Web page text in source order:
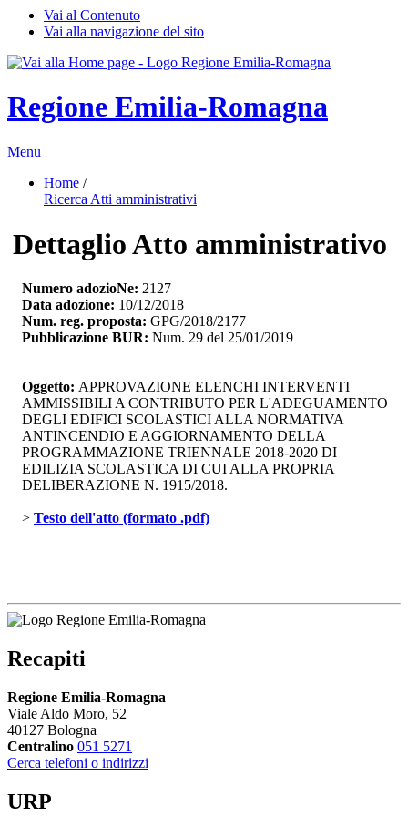
Vai al Contenuto
Vai alla navigazione del sito
Regione Emilia-Romagna
Menu
Home /
Ricerca Atti amministrativi
Dettaglio Atto amministrativo
Numero adozioNe: 2127
Data adozione: 10/12/2018
Num. reg. proposta: GPG/2018/2177
Pubblicazione BUR: Num. 29 del 25/01/2019
Oggetto: APPROVAZIONE ELENCHI INTERVENTI
AMMISSIBILI A CONTRIBUTO PER L'ADEGUAMENTO
DEGLI EDIFICI SCOLASTICI ALLA NORMATIVA
ANTINCENDIO E AGGIORNAMENTO DELLA
PROGRAMMAZIONE TRIENNALE 2018-2020 DI
EDILIZIA SCOLASTICA DI CUI ALLA PROPRIA
DELIBERAZIONE N. 1915/2018.
> Testo dell'atto (formato .pdf)
Recapiti
Regione Emilia-Romagna
Viale Aldo Moro, 52
40127 Bologna
Centralino 051 5271
Cerca telefoni o indirizzi
URP